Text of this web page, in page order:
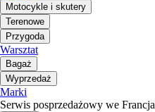
Motocykle i skutery
Terenowe
Przygoda
Warsztat
Bagaż
Wyprzedaż
Marki
Serwis posprzedażowy we Francja